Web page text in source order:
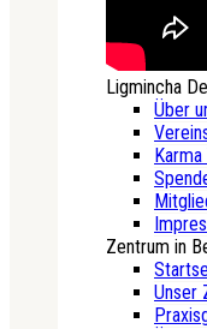
Ligmincha
Über
Zentrum in
Unser